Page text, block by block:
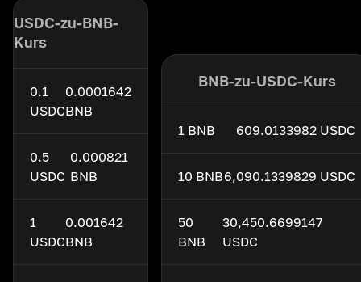
USDC-zu-BNB-
Kurs
0.1
USDC
0.0001642
BNB
0.5
USDC
0.000821
BNB
1
USDC
0.001642
BNB
BNB-zu-USDC-Kurs
1 BNB 609.0133982 USDC
10 BNB6,090.1339829 USDC
50
BNB
30,450.6699147
USDC